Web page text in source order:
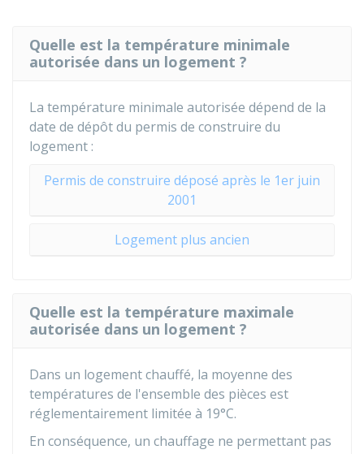
Quelle est la température minimale
autorisée dans un logement ?
La température minimale autorisée dépend de la
date de dépôt du permis de construire du
logement :
Permis de construire déposé après le 1er juin
2001
Logement plus ancien
Quelle est la température maximale
autorisée dans un logement ?
Dans un logement chauffé, la moyenne des
températures de l'ensemble des pièces est
réglementairement limitée à 19°C.
En conséquence, un chauffage ne permettant pas